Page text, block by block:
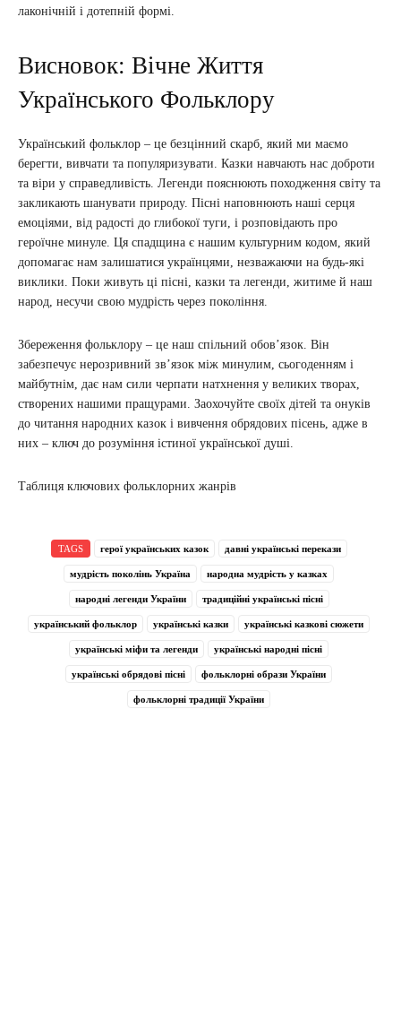
лаконічній і дотепній формі.
Висновок: Вічне Життя
Українського Фольклору
Український фольклор – це безцінний скарб, який ми маємо
берегти, вивчати та популяризувати. Казки навчають нас доброти
та віри у справедливість. Легенди пояснюють походження світу та
закликають шанувати природу. Пісні наповнюють наші серця
емоціями, від радості до глибокої туги, і розповідають про
героїчне минуле. Ця спадщина є нашим культурним кодом, який
допомагає нам залишатися українцями, незважаючи на будь-які
виклики. Поки живуть ці пісні, казки та легенди, житиме й наш
народ, несучи свою мудрість через покоління.
Збереження фольклору – це наш спільний обов’язок. Він
забезпечує нерозривний зв’язок між минулим, сьогоденням і
майбутнім, дає нам сили черпати натхнення у великих творах,
створених нашими пращурами. Заохочуйте своїх дітей та онуків
до читання народних казок і вивчення обрядових пісень, адже в
них – ключ до розуміння істиної української душі.
Таблиця ключових фольклорних жанрів
TAGS герої українських казок давні українські перекази
мудрість поколінь Україна народна мудрість у казках
народні легенди України традиційні українські пісні
український фольклор українські казки українські казкові сюжети
українські міфи та легенди українські народні пісні
українські обрядові пісні фольклорні образи України
фольклорні традиції України